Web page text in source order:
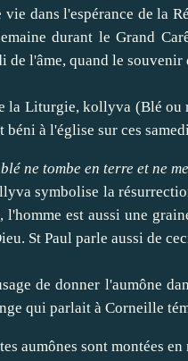
vie dans l'espérance de la
durant leGrand
de l'âme, quand le souvenir
la Liturgie, kollyva (Blé ou
béni à l'église sur ces
blé ne tombe en terre et ne
symbolise la
, l'homme est aussi une
. St Paul parle aussi de
de donner l'aumône
qui parlait à Corneille
aumônes sont montées en